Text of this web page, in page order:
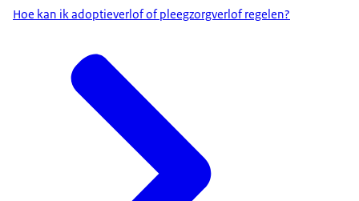
Hoe kan ik adoptieverlof of pleegzorgverlof regelen?